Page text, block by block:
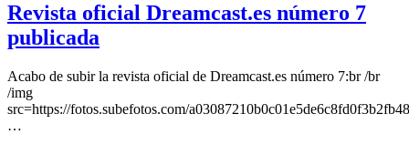
Revista oficial Dreamcast.es número 7
publicada
Acabo de subir la revista oficial de Dreamcast.es número 7:br /br
/img
src=https://fotos.subefotos.com/
…